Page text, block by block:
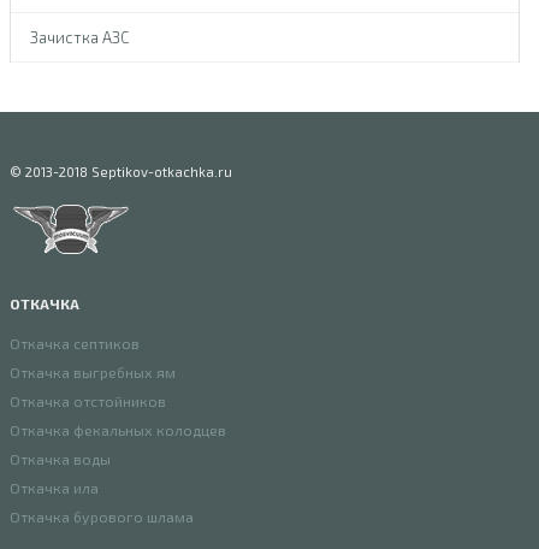
Зачистка АЗС
© 2013-2018 Septikov-otkachka.ru
ОТКАЧКА
Откачка септиков
Откачка выгребных ям
Откачка отстойников
Откачка фекальных колодцев
Откачка воды
Откачка ила
Откачка бурового шлама